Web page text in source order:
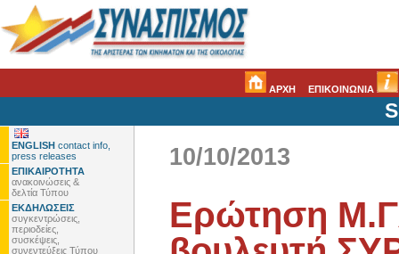
ΑΡΧΗ ΕΠΙΚΟΙΝΩΝΙΑ
ENGLISH contact info,
press releases
ΕΠΙΚΑΙΡΟΤΗΤΑ
ανακοινώσεις &
δελτία Τύπου
ΕΚΔΗΛΩΣΕΙΣ
συγκεντρώσεις,
περιοδείες,
συσκέψεις,
συνεντεύξεις Τύπου
10/10/2013
Ερώτηση